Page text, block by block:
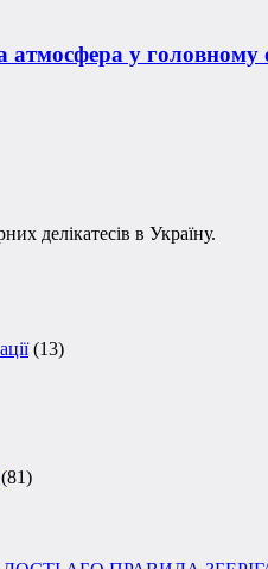
атмосфера у головному
делікатесів в Україну.
(13)